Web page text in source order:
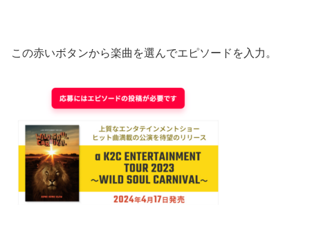
この赤いボタンから楽曲を選んでエピソードを入力。